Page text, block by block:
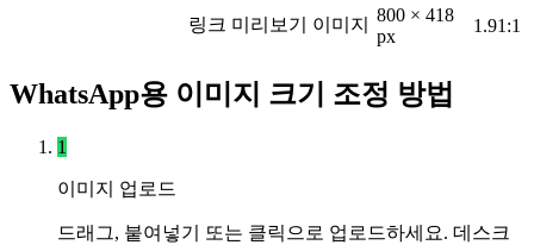
링크 미리보기 이미지
800 × 418
px
1.91:1
WhatsApp용 이미지 크기 조정 방법
1
이미지 업로드
드래그, 붙여넣기 또는 클릭으로 업로드하세요. 데스크